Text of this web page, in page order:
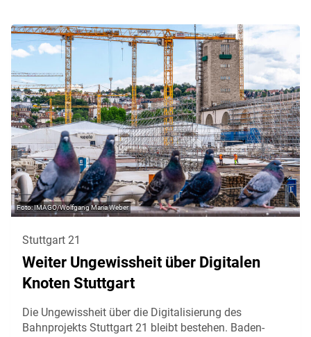
IMAGO/Wolfgang Maria Weber
Stuttgart 21
Weiter Ungewissheit über Digitalen
Knoten Stuttgart
Die Ungewissheit über die Digitalisierung des
Bahnprojekts Stuttgart 21 bleibt bestehen. Baden-